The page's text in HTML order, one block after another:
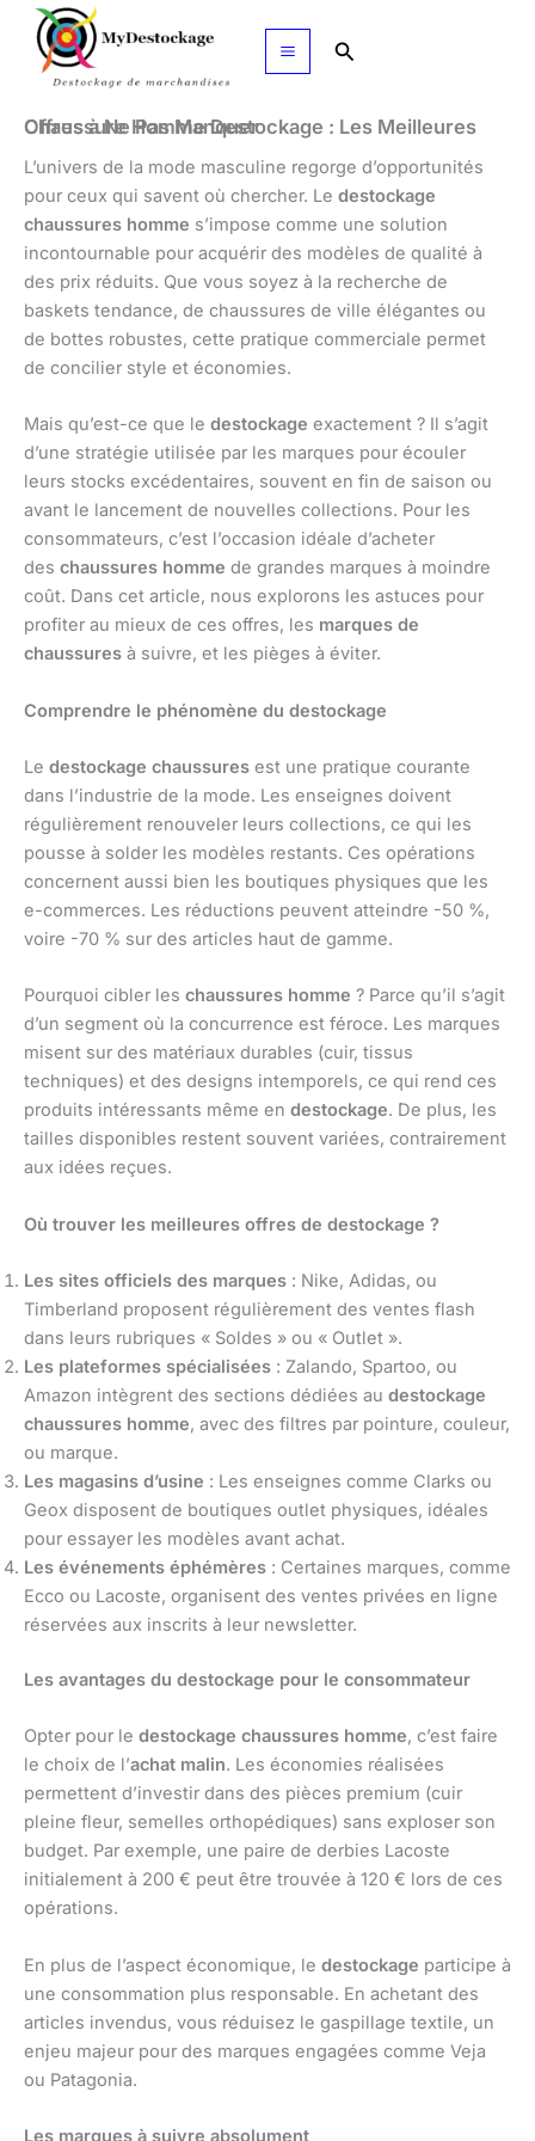
Aller
contenu
Rechercher
Chaussure Homme Destockage : Les Meilleures Offres à Ne Pas Manquer
L’univers de la mode masculine regorge d’opportunités
pour ceux qui savent où chercher. Le destockage
chaussures homme s’impose comme une solution
incontournable pour acquérir des modèles de qualité à
des prix réduits. Que vous soyez à la recherche de
baskets tendance, de chaussures de ville élégantes ou
de bottes robustes, cette pratique commerciale permet
de concilier style et économies.
Mais qu’est-ce que le destockage exactement ? Il s’agit
d’une stratégie utilisée par les marques pour écouler
leurs stocks excédentaires, souvent en fin de saison ou
avant le lancement de nouvelles collections. Pour les
consommateurs, c’est l’occasion idéale d’acheter
des chaussures homme de grandes marques à moindre
coût. Dans cet article, nous explorons les astuces pour
profiter au mieux de ces offres, les marques de
chaussures à suivre, et les pièges à éviter.
Comprendre le phénomène du destockage
Le destockage chaussures est une pratique courante
dans l’industrie de la mode. Les enseignes doivent
régulièrement renouveler leurs collections, ce qui les
pousse à solder les modèles restants. Ces opérations
concernent aussi bien les boutiques physiques que les
e-commerces. Les réductions peuvent atteindre -50 %,
voire -70 % sur des articles haut de gamme.
Pourquoi cibler les chaussures homme ? Parce qu’il s’agit
d’un segment où la concurrence est féroce. Les marques
misent sur des matériaux durables (cuir, tissus
techniques) et des designs intemporels, ce qui rend ces
produits intéressants même en destockage. De plus, les
tailles disponibles restent souvent variées, contrairement
aux idées reçues.
Où trouver les meilleures offres de destockage ?
Les sites officiels des marques : Nike, Adidas, ou
Timberland proposent régulièrement des ventes flash
dans leurs rubriques « Soldes » ou « Outlet ».
Les plateformes spécialisées : Zalando, Spartoo, ou
Amazon intègrent des sections dédiées au destockage
chaussures homme, avec des filtres par pointure, couleur,
ou marque.
Les magasins d’usine : Les enseignes comme Clarks ou
Geox disposent de boutiques outlet physiques, idéales
pour essayer les modèles avant achat.
Les événements éphémères : Certaines marques, comme
Ecco ou Lacoste, organisent des ventes privées en ligne
réservées aux inscrits à leur newsletter.
Les avantages du destockage pour le consommateur
Opter pour le destockage chaussures homme, c’est faire
le choix de l’achat malin. Les économies réalisées
permettent d’investir dans des pièces premium (cuir
pleine fleur, semelles orthopédiques) sans exploser son
budget. Par exemple, une paire de derbies Lacoste
initialement à 200 € peut être trouvée à 120 € lors de ces
opérations.
En plus de l’aspect économique, le destockage participe à
une consommation plus responsable. En achetant des
articles invendus, vous réduisez le gaspillage textile, un
enjeu majeur pour des marques engagées comme Veja
ou Patagonia.
Les marques à suivre absolument